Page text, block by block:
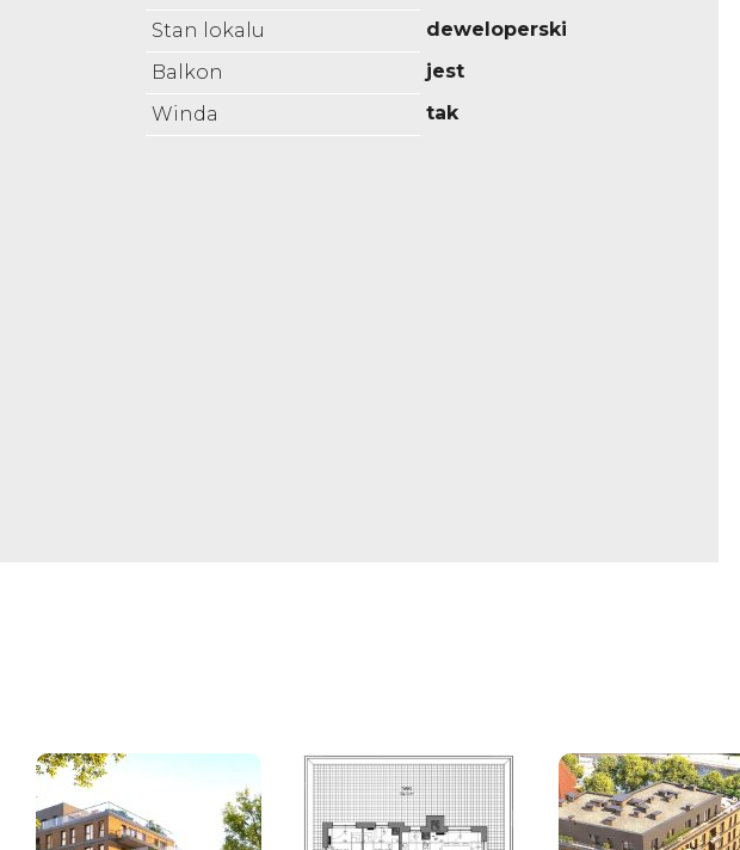
Stan lokalu
deweloperski
Balkon
jest
Winda
tak